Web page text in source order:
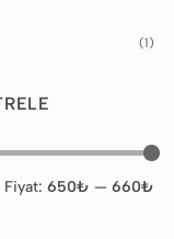
(1)
Fiyat: 650₺ — 660₺